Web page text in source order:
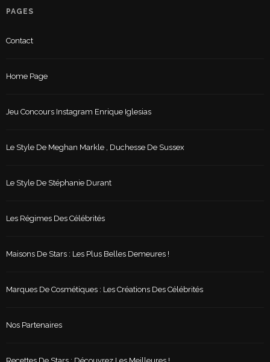
PAGES
Contact
Home Page
Jeu Concours Instagram Enrique Iglesias
Le Style De Meghan Markle , Duchesse De Sussex
Le Style De Stéphanie Durant
Les Régimes Des Célébrités
Maisons De Stars : Les Plus Belles Demeures !
Marques De Cosmétiques : Les Créations Des Célébrités
Nos Partenaires